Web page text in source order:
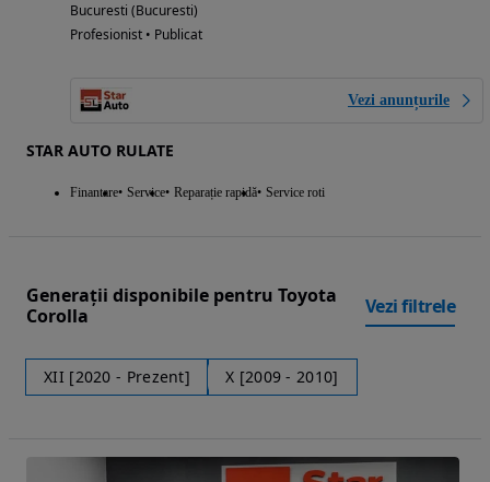
Bucuresti (Bucuresti)
Profesionist • Publicat
Vezi anunțurile
STAR AUTO RULATE
Finantare Service Reparație rapidă Service roti
Generații disponibile pentru Toyota
Corolla
Vezi filtrele
XII [2020 - Prezent] X [2009 - 2010]